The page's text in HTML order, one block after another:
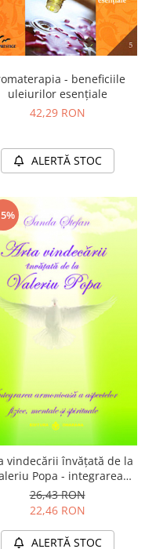
- beneficiile
uleiurilor esenţiale
42,29 RON
ALERTĂ STOC
vindecării învăţată de la
Popa - integrarea
armonioasă a aspectelor
mentale şi spirituale
26,43 RON
22,46 RON
ALERTĂ STOC